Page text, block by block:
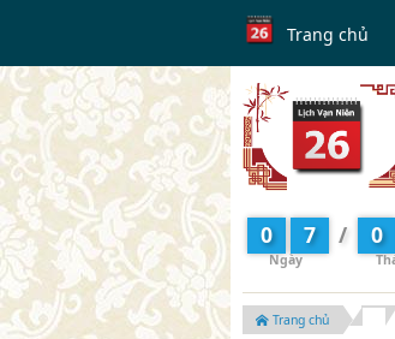
Trang chủ
0 7 / 0
Trang chủ